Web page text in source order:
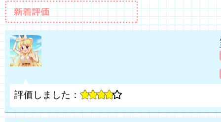
評価しました：